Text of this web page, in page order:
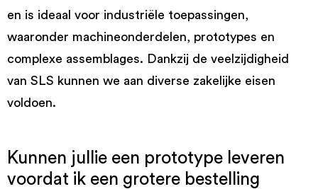
en is ideaal voor industriële toepassingen,
waaronder machineonderdelen, prototypes en
complexe assemblages. Dankzij de veelzijdigheid
van SLS kunnen we aan diverse zakelijke eisen
voldoen.
Kunnen jullie een prototype leveren
voordat ik een grotere bestelling